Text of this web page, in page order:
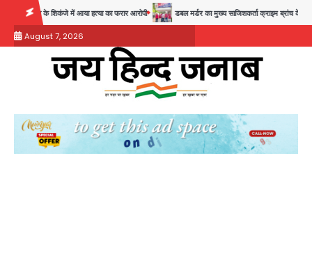
content
शिकंजे में आया हत्या का फरार आरोपी डबल मर्डर का मुख्य साजिशकर्ता क्राइम ब्रांच के हत्थे
August 7, 2026